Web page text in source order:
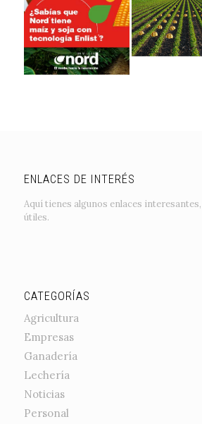
ENLACES DE INTERÉS
Aquí tienes algunos enlaces
útiles.
CATEGORÍAS
Agricultura
Empresas
Ganadería
Lechería
Noticias
Personal